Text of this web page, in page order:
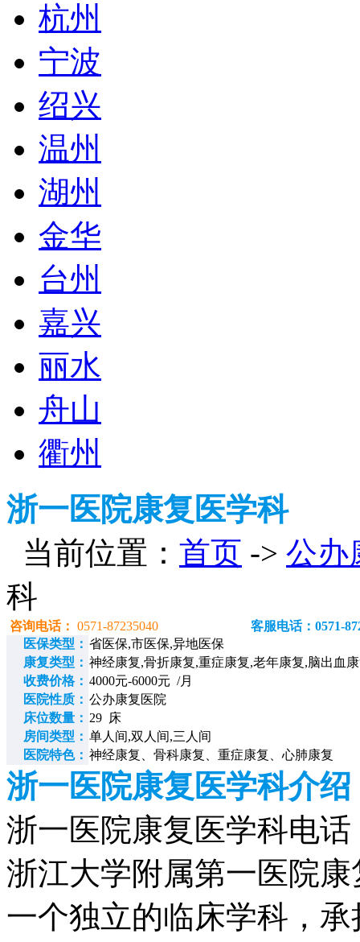
杭州
宁波
绍兴
温州
湖州
金华
台州
嘉兴
丽水
舟山
衢州
浙一医院康复医学科
当前位置： 首页 -> 公办
科
咨询电话： 0571-87235040
客服电话：0571-
医保类型： 省医保,市医保,异地医保
康复类型： 神经康复,骨折康复,重症康复,老年康复,脑出血
收费价格： 4000元-6000元 /月
医院性质： 公办康复医院
床位数量： 29 床
房间类型： 单人间,双人间,三人间
医院特色： 神经康复、骨科康复、重症康复、心肺康复
浙一医院康复医学科介绍
浙一医院康复医学科电话
浙江大学附属第一医院
一个独立的临床学科，